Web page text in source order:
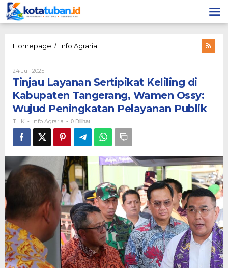
Lewati
ke
konten
Homepage / Info Agraria
di
Tangerang,
Wamen
Wujud
Peningkatan
Pelayanan
Publik
24 Juli 2025Oleh
THK
Tinjau Layanan Sertipikat Keliling di
Kabupaten Tangerang, Wamen Ossy:
Wujud Peningkatan Pelayanan Publik
THK - Info Agraria - 0 Dilihat